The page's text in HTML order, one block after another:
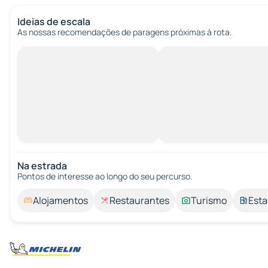
Ideias de escala
As nossas recomendações de paragens próximas à rota.
Na estrada
Pontos de interesse ao longo do seu percurso.
Alojamentos Restaurantes Turismo